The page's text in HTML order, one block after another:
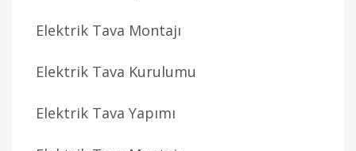
Elektrik Tava Montajı
Elektrik Tava Kurulumu
Elektrik Tava Yapımı